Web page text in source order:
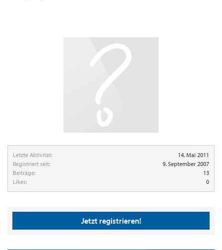
Letzte Aktivität:
14. Mai 2011
Registriert seit:
9. September 2007
Beiträge:
13
Likes:
0
Jetzt registrieren!